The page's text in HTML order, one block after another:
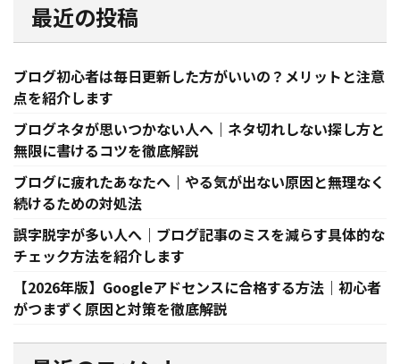
最近の投稿
ブログ初心者は毎日更新した方がいいの？メリットと注意
点を紹介します
ブログネタが思いつかない人へ｜ネタ切れしない探し方と
無限に書けるコツを徹底解説
ブログに疲れたあなたへ｜やる気が出ない原因と無理なく
続けるための対処法
誤字脱字が多い人へ｜ブログ記事のミスを減らす具体的な
チェック方法を紹介します
【2026年版】Googleアドセンスに合格する方法｜初心者
がつまずく原因と対策を徹底解説